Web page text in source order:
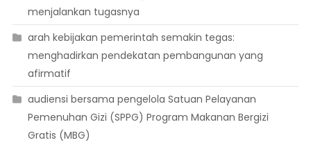
menjalankan tugasnya
arah kebijakan pemerintah semakin tegas:
menghadirkan pendekatan pembangunan yang
afirmatif
audiensi bersama pengelola Satuan Pelayanan
Pemenuhan Gizi (SPPG) Program Makanan Bergizi
Gratis (MBG)